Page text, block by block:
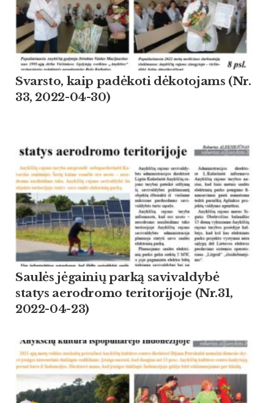
Svarsto, kaip padėkoti dėkotojams (Nr.
33, 2022-04-30)
Saulės jėgainių parką savivaldybė
statys aerodromo teritorijoje (Nr.31,
2022-04-23)